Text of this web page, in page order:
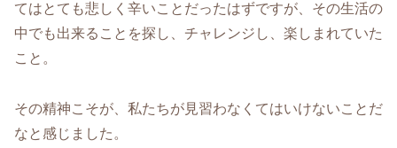
てはとても悲しく辛いことだったはずですが、その生活の
中でも出来ることを探し、チャレンジし、楽しまれていた
こと。
その精神こそが、私たちが見習わなくてはいけないことだ
なと感じました。